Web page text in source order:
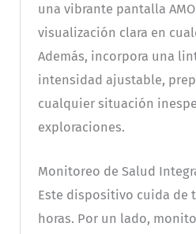
una vibrante pantalla
visualización clara en
Además, incorpora una
intensidad ajustable,
cualquier situación
exploraciones.
Monitoreo de Salud
Este dispositivo cuida de
horas. Por un lado,